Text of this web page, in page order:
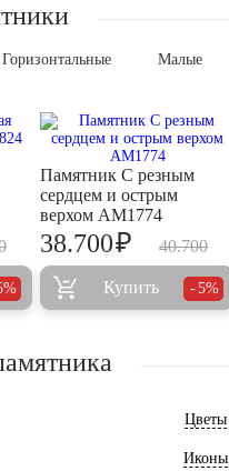
Горизонтальные Малые
Памятник С резным
сердцем и острым
верхом AM1774
40.700
38.700₽
Купить 5%
Цветы
Иконы